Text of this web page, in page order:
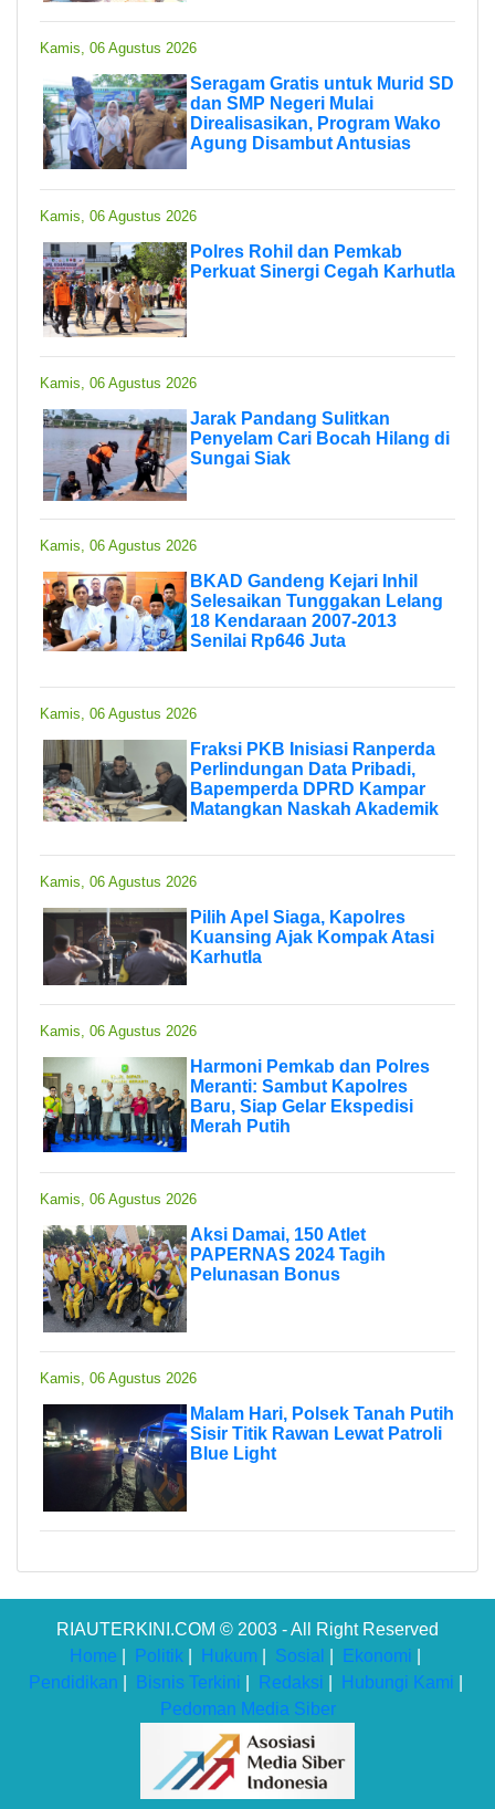
Kamis, 06 Agustus 2026
Seragam Gratis untuk Murid SD
dan SMP Negeri Mulai
Direalisasikan, Program Wako
Agung Disambut Antusias
Kamis, 06 Agustus 2026
Polres Rohil dan Pemkab
Perkuat Sinergi Cegah Karhutla
Kamis, 06 Agustus 2026
Jarak Pandang Sulitkan
Penyelam Cari Bocah Hilang di
Sungai Siak
Kamis, 06 Agustus 2026
BKAD Gandeng Kejari Inhil
Selesaikan Tunggakan Lelang
18 Kendaraan 2007-2013
Senilai Rp646 Juta
Kamis, 06 Agustus 2026
Fraksi PKB Inisiasi Ranperda
Perlindungan Data Pribadi,
Bapemperda DPRD Kampar
Matangkan Naskah Akademik
Kamis, 06 Agustus 2026
Pilih Apel Siaga, Kapolres
Kuansing Ajak Kompak Atasi
Karhutla
Kamis, 06 Agustus 2026
Harmoni Pemkab dan Polres
Meranti: Sambut Kapolres
Baru, Siap Gelar Ekspedisi
Merah Putih
Kamis, 06 Agustus 2026
Aksi Damai, 150 Atlet
PAPERNAS 2024 Tagih
Pelunasan Bonus
Kamis, 06 Agustus 2026
Malam Hari, Polsek Tanah Putih
Sisir Titik Rawan Lewat Patroli
Blue Light
RIAUTERKINI.COM © 2003 - All Right Reserved
Home
Politik Hukum Sosial Ekonomi
Pendidikan
Bisnis Terkini Redaksi Hubungi Kami
Pedoman Media Siber